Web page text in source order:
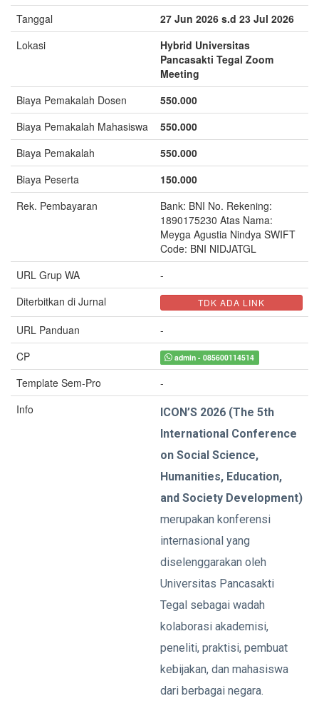
Tanggal
27 Jun 2026 s.d 23 Jul 2026
Lokasi
Hybrid Universitas
Pancasakti Tegal Zoom
Meeting
Biaya Pemakalah Dosen
550.000
Biaya Pemakalah Mahasiswa
550.000
Biaya Pemakalah
550.000
Biaya Peserta
150.000
Rek. Pembayaran
Bank: BNI No. Rekening:
1890175230 Atas Nama:
Meyga Agustia Nindya SWIFT
Code: BNI NIDJATGL
URL Grup WA
-
Diterbitkan di Jurnal
TDK ADA LINK
URL Panduan
-
CP
admin - 085600114514
Template Sem-Pro
-
Info
ICON’S 2026 (The 5th
International Conference
on Social Science,
Humanities, Education,
and Society Development)
merupakan konferensi
internasional yang
diselenggarakan oleh
Universitas Pancasakti
Tegal sebagai wadah
kolaborasi akademisi,
peneliti, praktisi, pembuat
kebijakan, dan mahasiswa
dari berbagai negara.